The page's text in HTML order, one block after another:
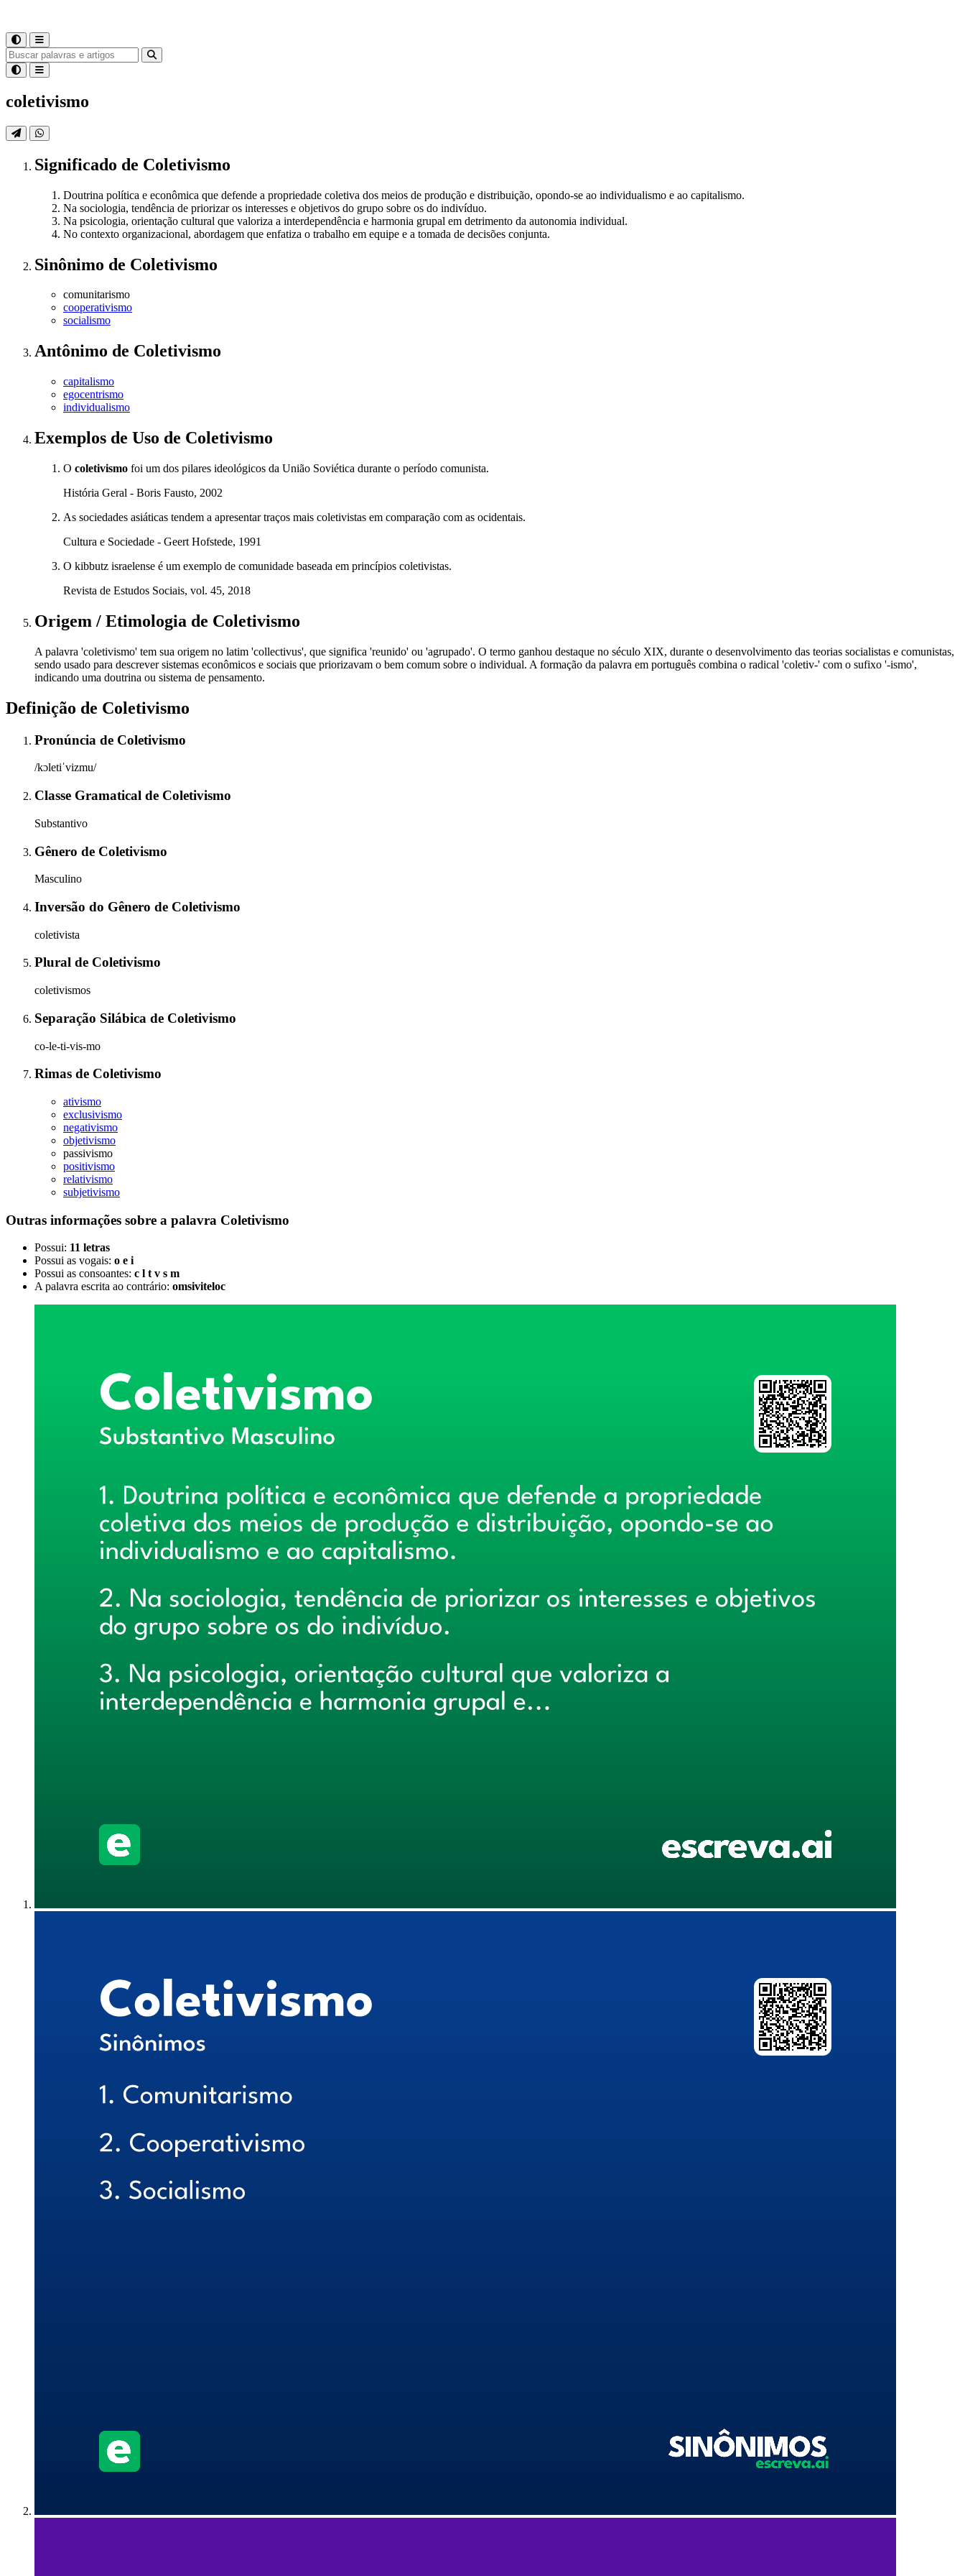
coletivismo
Significado de Coletivismo
Doutrina política e econômica que defende a propriedade coletiva dos meios de produção e distribuição, opondo-se ao individualismo e ao capitalismo.
Na sociologia, tendência de priorizar os interesses e objetivos do grupo sobre os do indivíduo.
Na psicologia, orientação cultural que valoriza a interdependência e harmonia grupal em detrimento da autonomia individual.
No contexto organizacional, abordagem que enfatiza o trabalho em equipe e a tomada de decisões conjunta.
Sinônimo de Coletivismo
comunitarismo
cooperativismo
socialismo
Antônimo de Coletivismo
capitalismo
egocentrismo
individualismo
Exemplos de Uso de Coletivismo
O coletivismo foi um dos pilares ideológicos da União Soviética durante o período comunista.
História Geral - Boris Fausto, 2002
As sociedades asiáticas tendem a apresentar traços mais coletivistas em comparação com as ocidentais.
Cultura e Sociedade - Geert Hofstede, 1991
O kibbutz israelense é um exemplo de comunidade baseada em princípios coletivistas.
Revista de Estudos Sociais, vol. 45, 2018
Origem / Etimologia de Coletivismo
A palavra 'coletivismo' tem sua origem no latim 'collectivus', que significa 'reunido' ou 'agrupado'. O termo ganhou destaque no século XIX, durante o desenvolvimento das teorias socialistas e comunistas,
sendo usado para descrever sistemas econômicos e sociais que priorizavam o bem comum sobre o individual. A formação da palavra em português combina o radical 'coletiv-' com o sufixo '-ismo',
indicando uma doutrina ou sistema de pensamento.
Definição de Coletivismo
Pronúncia de Coletivismo
/kɔletiˈvizmu/
Classe Gramatical de Coletivismo
Substantivo
Gênero de Coletivismo
Masculino
Inversão do Gênero de Coletivismo
coletivista
Plural de Coletivismo
coletivismos
Separação Silábica de Coletivismo
co-le-ti-vis-mo
Rimas de Coletivismo
ativismo
exclusivismo
negativismo
objetivismo
passivismo
positivismo
relativismo
subjetivismo
Outras informações sobre a palavra Coletivismo
Possui: 11 letras
Possui as vogais: o e i
Possui as consoantes: c l t v s m
A palavra escrita ao contrário: omsiviteloc